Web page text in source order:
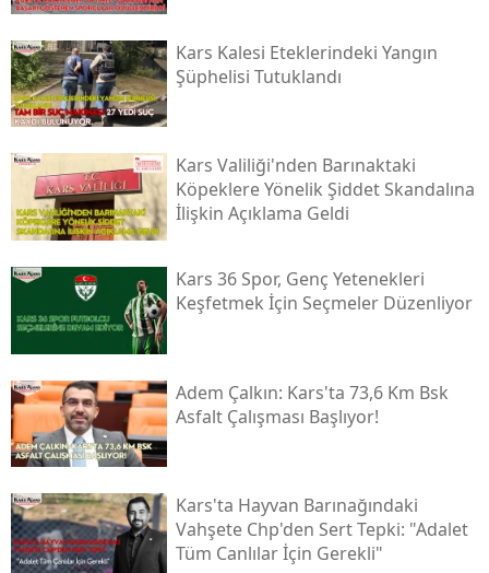
Kars Kalesi Eteklerindeki Yangın
Şüphelisi Tutuklandı
Kars Valiliği'nden Barınaktaki
Köpeklere Yönelik Şiddet Skandalına
İlişkin Açıklama Geldi
Kars 36 Spor, Genç Yetenekleri
Keşfetmek İçin Seçmeler Düzenliyor
Adem Çalkın: Kars'ta 73,6 Km Bsk
Asfalt Çalışması Başlıyor!
Kars'ta Hayvan Barınağındaki
Vahşete Chp'den Sert Tepki: "adalet
Tüm Canlılar İçin Gerekli"